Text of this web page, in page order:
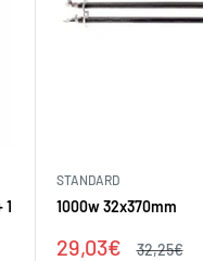
1
STANDARD
1000w 32x370mm
Preço
29,03€
Preço
32,25€